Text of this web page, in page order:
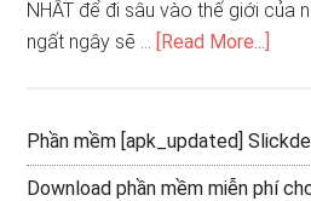
NHẤT để đi sâu vào thế giới của
ngất ngây sẽ … [Read More...]
Phần mềm [apk_updated]
Download phần mềm miễn phí